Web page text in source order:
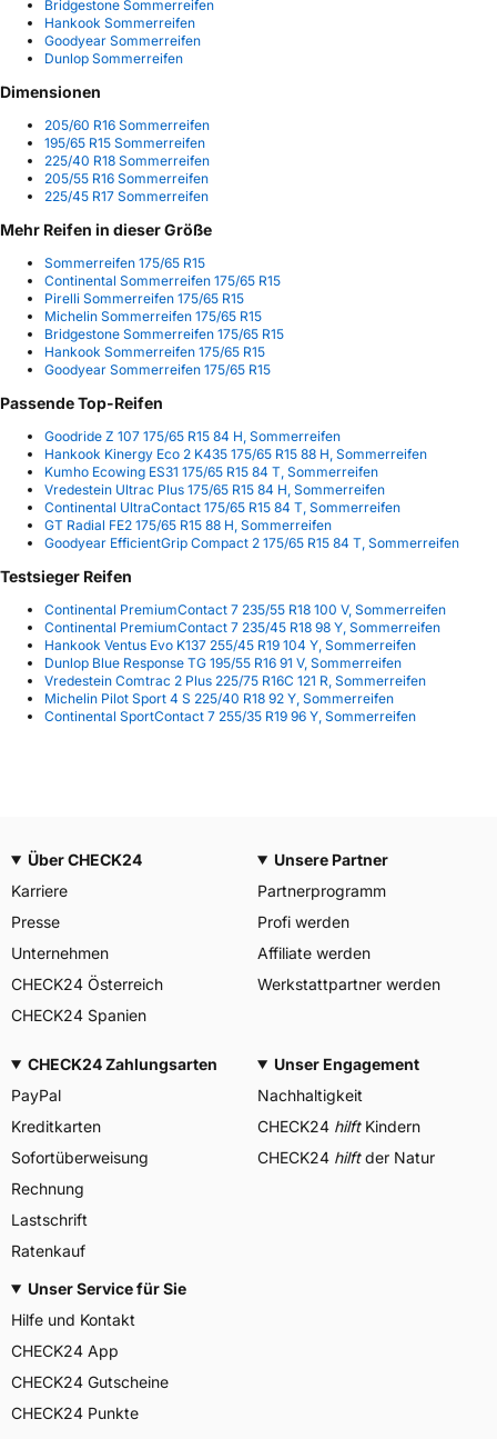
Bridgestone Sommerreifen
Hankook Sommerreifen
Goodyear Sommerreifen
Dunlop Sommerreifen
Dimensionen
205/60 R16 Sommerreifen
195/65 R15 Sommerreifen
225/40 R18 Sommerreifen
205/55 R16 Sommerreifen
225/45 R17 Sommerreifen
Mehr Reifen in dieser Größe
Sommerreifen 175/65 R15
Continental Sommerreifen 175/65 R15
Pirelli Sommerreifen 175/65 R15
Michelin Sommerreifen 175/65 R15
Bridgestone Sommerreifen 175/65 R15
Hankook Sommerreifen 175/65 R15
Goodyear Sommerreifen 175/65 R15
Passende Top-Reifen
Goodride Z 107 175/65 R15 84 H, Sommerreifen
Hankook Kinergy Eco 2 K435 175/65 R15 88 H, Sommerreifen
Kumho Ecowing ES31 175/65 R15 84 T, Sommerreifen
Vredestein Ultrac Plus 175/65 R15 84 H, Sommerreifen
Continental UltraContact 175/65 R15 84 T, Sommerreifen
GT Radial FE2 175/65 R15 88 H, Sommerreifen
Goodyear EfficientGrip Compact 2 175/65 R15 84 T, Sommerreifen
Testsieger Reifen
Continental PremiumContact 7 235/55 R18 100 V, Sommerreifen
Continental PremiumContact 7 235/45 R18 98 Y, Sommerreifen
Hankook Ventus Evo K137 255/45 R19 104 Y, Sommerreifen
Dunlop Blue Response TG 195/55 R16 91 V, Sommerreifen
Vredestein Comtrac 2 Plus 225/75 R16C 121 R, Sommerreifen
Michelin Pilot Sport 4 S 225/40 R18 92 Y, Sommerreifen
Continental SportContact 7 255/35 R19 96 Y, Sommerreifen
Über CHECK24
Karriere
Presse
Unternehmen
CHECK24 Österreich
CHECK24 Spanien
Unsere Partner
Partnerprogramm
Profi werden
Affiliate werden
Werkstattpartner werden
CHECK24 Zahlungsarten
PayPal
Kreditkarten
Sofortüberweisung
Rechnung
Lastschrift
Ratenkauf
Unser Engagement
Nachhaltigkeit
CHECK24 hilftKindern
CHECK24 hilftder Natur
Unser Service für Sie
Hilfe und Kontakt
CHECK24 App
CHECK24 Gutscheine
CHECK24 Punkte